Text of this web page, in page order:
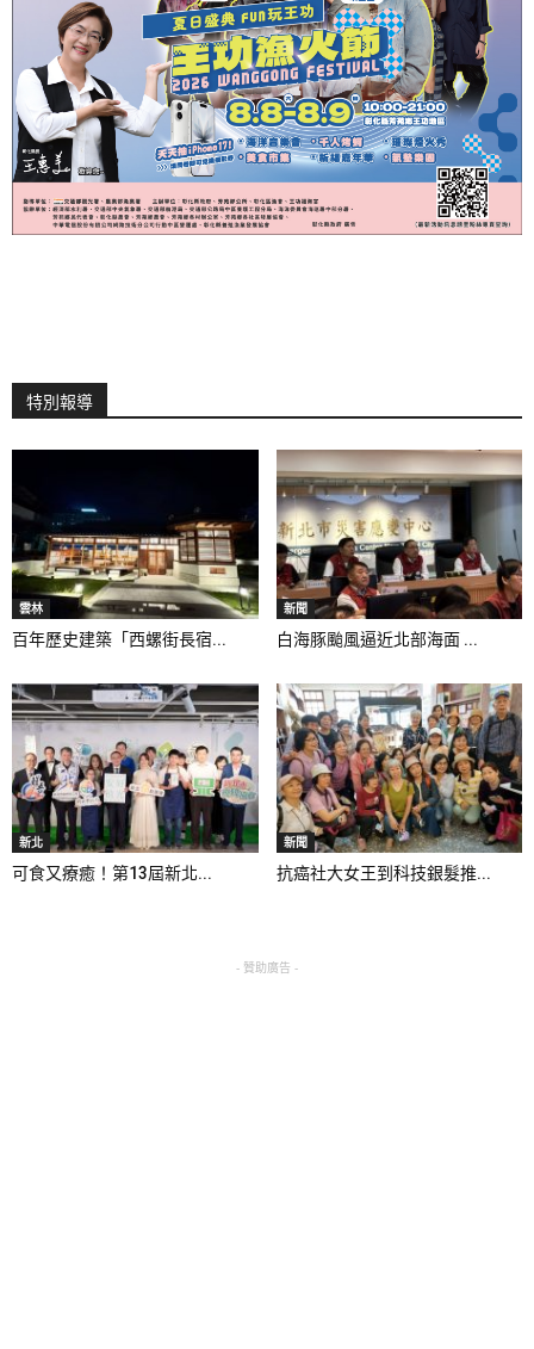
特別報導
雲林
百年歷史建築「西螺街長宿...
新聞
白海豚颱風逼近北部海面 ...
新北
可食又療癒！第13屆新北...
新聞
抗癌社大女王到科技銀髮推...
- 贊助廣告 -